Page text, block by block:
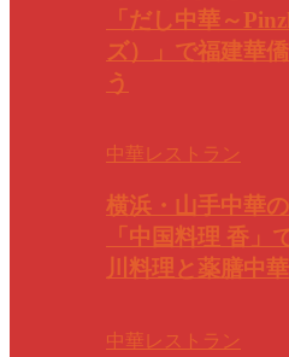
「だし中華～
ズ）」で福建華
う
中華レストラン
横浜・山手中華
「中国料理 香」
川料理と薬膳中
中華レストラン